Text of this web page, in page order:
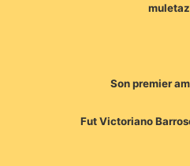
Son premier
Fut Victoriano